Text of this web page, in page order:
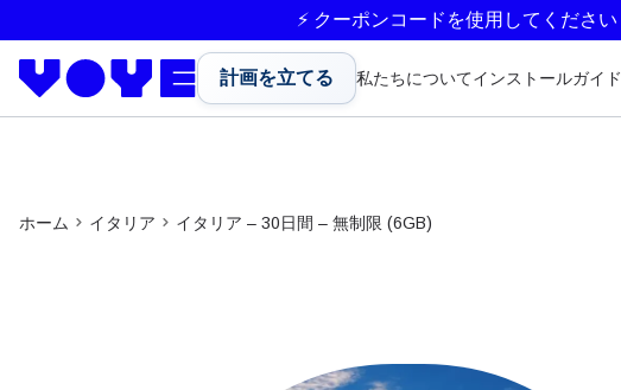
⚡ クーポンコードを使用してください
計画を立てる 私たちについてインストールガイド
ホーム イタリア イタリア – 30日間 – 無制限 (6GB)